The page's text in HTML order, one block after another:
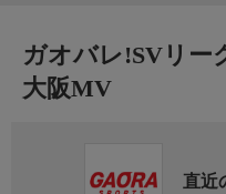
ガオバレ!SVリー
大阪MV
直近